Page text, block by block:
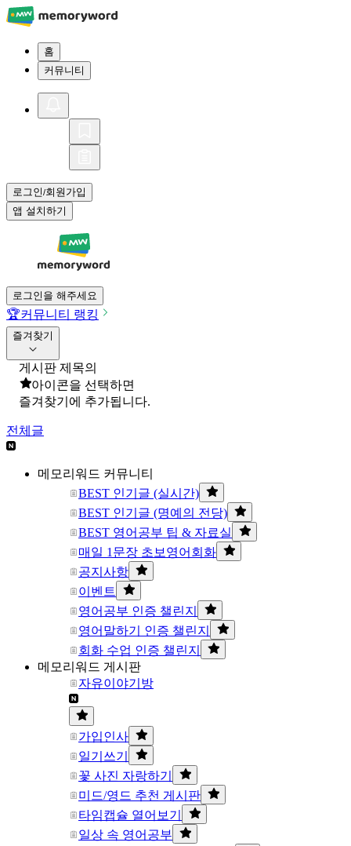
홈
커뮤니티
로그인/회원가입
앱 설치하기
로그인을 해주세요
🏆커뮤니티 랭킹
즐겨찾기
게시판 제목의
아이콘을 선택하면
즐겨찾기에 추가됩니다.
전체글
메모리워드 커뮤니티
BEST 인기글 (실시간)
BEST 인기글 (명예의 전당)
BEST 영어공부 팁 & 자료실
매일 1문장 초보영어회화
공지사항
이벤트
영어공부 인증 챌린지
영어말하기 인증 챌린지
회화 수업 인증 챌린지
메모리워드 게시판
자유이야기방
가입인사
일기쓰기
꽃 사진 자랑하기
미드/영드 추천 게시판
타임캡슐 열어보기
일상 속 영어공부